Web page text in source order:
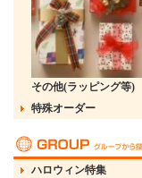
その他(ラッピング等)
特殊オーダー
ハロウィン特集